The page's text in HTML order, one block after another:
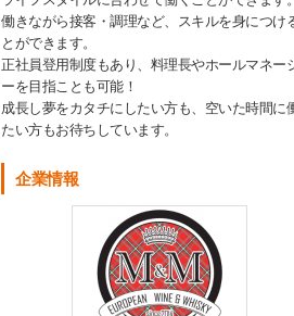
働きながら接客・調理など、スキルを身につけ
とができます。
正社員登用制度もあり、料理長やホールマネー
ーを目指ことも可能！
成長し夢をカタチにしたい方も、空いた時間に
たい方もお待ちしています。
企業情報